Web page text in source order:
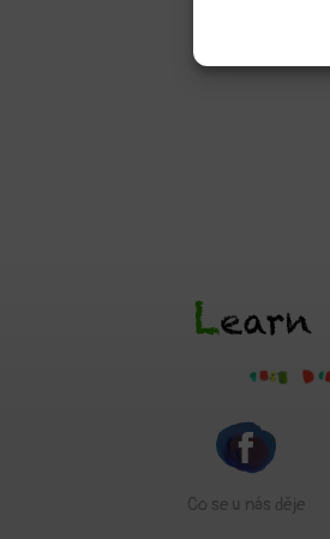
Co se u nás děje